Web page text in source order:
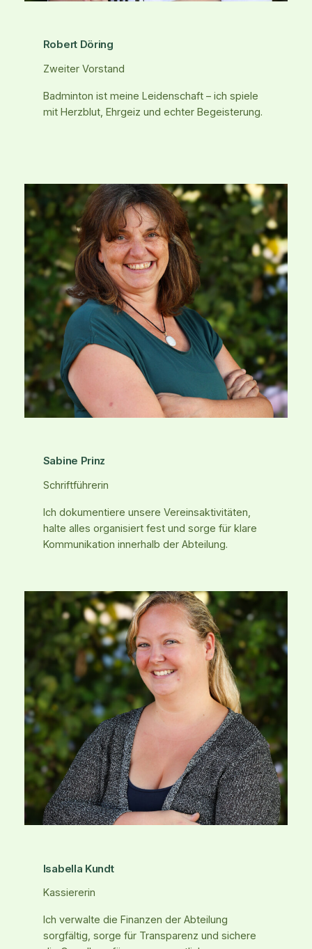
Robert Döring
Zweiter Vorstand
Badminton ist meine Leidenschaft – ich spiele
mit Herzblut, Ehrgeiz und echter Begeisterung.
Sabine Prinz
Schriftführerin
Ich dokumentiere unsere Vereinsaktivitäten,
halte alles organisiert fest und sorge für klare
Kommunikation innerhalb der Abteilung.
Isabella Kundt
Kassiererin
Ich verwalte die Finanzen der Abteilung
sorgfältig, sorge für Transparenz und sichere